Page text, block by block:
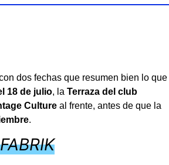
dos fechas que resumen bien lo que
18 de julio, la Terraza del club
Culture al frente, antes de que la
.